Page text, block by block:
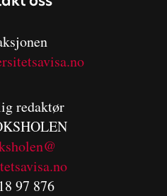
redaktør
97 876